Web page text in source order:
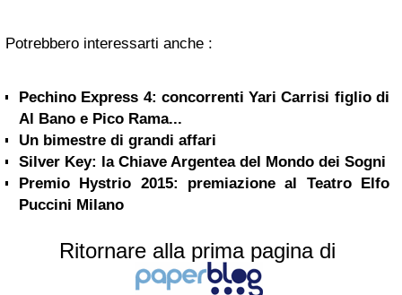
Potrebbero interessarti anche :
Pechino Express 4: concorrenti Yari Carrisi figlio di
Al Bano e Pico Rama...
Un bimestre di grandi affari
Silver Key: la Chiave Argentea del Mondo dei Sogni
Premio Hystrio 2015: premiazione al Teatro Elfo
Puccini Milano
Ritornare alla prima pagina di